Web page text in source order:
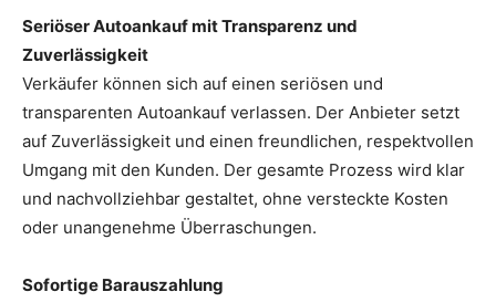
Seriöser Autoankauf mit Transparenz und
Zuverlässigkeit
Verkäufer können sich auf einen seriösen und
transparenten Autoankauf verlassen. Der Anbieter setzt
auf Zuverlässigkeit und einen freundlichen, respektvollen
Umgang mit den Kunden. Der gesamte Prozess wird klar
und nachvollziehbar gestaltet, ohne versteckte Kosten
oder unangenehme Überraschungen.
Sofortige Barauszahlung